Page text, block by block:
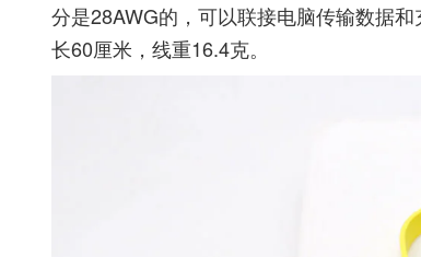
分是28AWG的，可以联接电脑传输数据
长60厘米，线重16.4克。